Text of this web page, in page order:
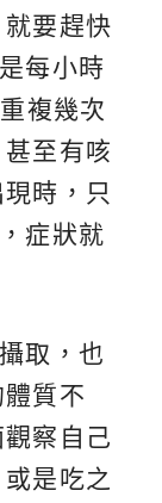
要趕快
每小時
複幾次
至有咳
時，只
症狀就
取，也
質不
察自己
是吃之